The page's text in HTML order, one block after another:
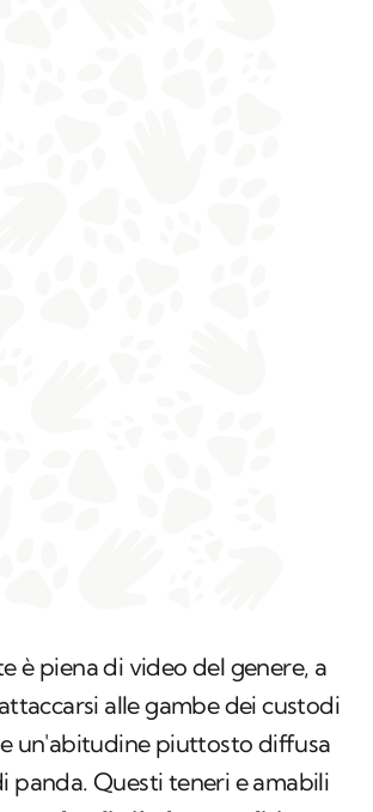
è piena di video del genere, a
alle gambe dei custodi
un'abitudine piuttosto diffusa
panda. Questi teneri e amabili